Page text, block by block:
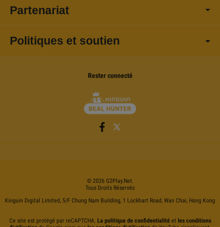
Partenariat
Politiques et soutien
Rester connecté
© 2026 G2Play.net.
Tous Droits Réservés
Kinguin Digital Limited, 5/F Chung Nam Building, 1 Lockhart Road, Wan Chai, Hong Kong
Ce site est protégé par reCAPTCHA. La politique de confidentialitéet les conditions